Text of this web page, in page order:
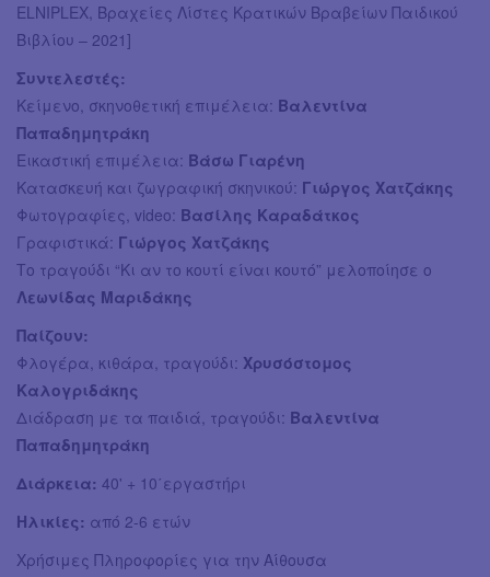
ELNIPLEX, Βραχείες Λίστες Κρατικών Βραβείων Παιδικού
Βιβλίου – 2021]
Συντελεστές:
Κείμενο, σκηνοθετική επιμέλεια: Βαλεντίνα
Παπαδημητράκη
Εικαστική επιμέλεια: Βάσω Γιαρένη
Κατασκευή και ζωγραφική σκηνικού: Γιώργος Χατζάκης
Φωτογραφίες, video: Βασίλης Καραδάτκος
Γραφιστικά: Γιώργος Χατζάκης
Το τραγούδι “Κι αν το κουτί είναι κουτό” μελοποίησε ο
Λεωνίδας Μαριδάκης
Παίζουν:
Φλογέρα, κιθάρα, τραγούδι: Χρυσόστομος
Καλογριδάκης
Διάδραση με τα παιδιά, τραγούδι: Βαλεντίνα
Παπαδημητράκη
Διάρκεια: 40' + 10΄εργαστήρι
Ηλικίες: από 2-6 ετών
Χρήσιμες Πληροφορίες για την Αίθουσα